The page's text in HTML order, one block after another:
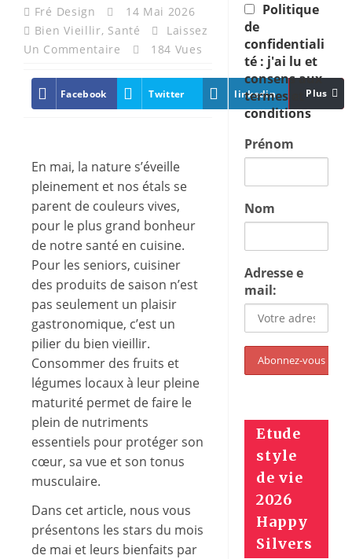
Fré Design
14 Mai 2026
Bien Vieillir, Santé
Laissez
Un Commentaire
184 Vues
Facebook Twitter linkedin Plus
En mai, la nature s’éveille
pleinement et nos étals se
parent de couleurs vives,
pour le plus grand bonheur
de notre santé en cuisine.
Pour les seniors, cuisiner
des produits de saison n’est
pas seulement un plaisir
gastronomique, c’est un
pilier du bien vieillir.
Consommer des fruits et
légumes locaux à leur pleine
maturité permet de faire le
plein de nutriments
essentiels pour protéger son
cœur, sa vue et son tonus
musculaire.
Dans cet article, nous vous
présentons les stars du mois
de mai et leurs bienfaits par
Politique
de
confidentiali
té : j'ai lu et
consens aux
termes et
conditions
Prénom
Nom
Adresse e
mail:
Etude
style
de vie
2026
Happy
Silvers